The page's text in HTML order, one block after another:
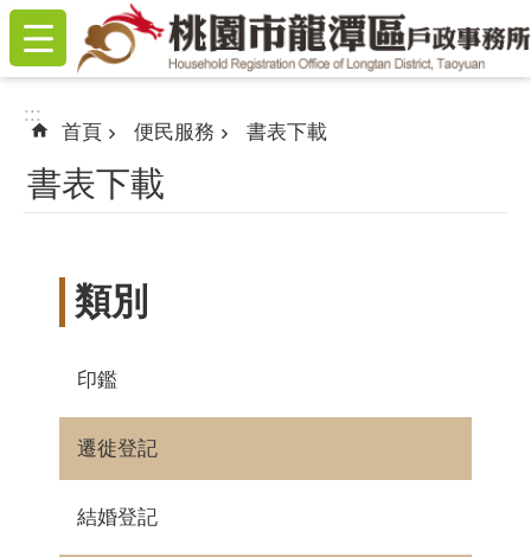
跳到主要內容區塊
:::
:::
首頁 便民服務 書表下載
書表下載
類別
印鑑
遷徙登記
結婚登記